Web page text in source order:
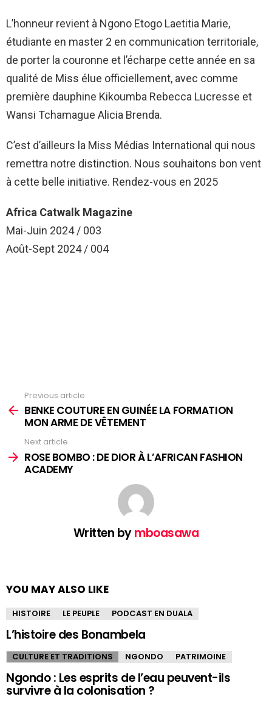
L’honneur revient à Ngono Etogo Laetitia Marie,
étudiante en master 2 en communication territoriale,
de porter la couronne et l’écharpe cette année en sa
qualité de Miss élue officiellement, avec comme
première dauphine Kikoumba Rebecca Lucresse et
Wansi Tchamague Alicia Brenda.
C’est d’ailleurs la Miss Médias International qui nous
remettra notre distinction. Nous souhaitons bon vent
à cette belle initiative. Rendez-vous en 2025
Africa Catwalk Magazine
Mai-Juin 2024 / 003
Août-Sept 2024 / 004
more
Previous article
BENKE COUTURE EN GUINÉE LA FORMATION
MON ARME DE VÊTEMENT
Next article
ROSE BOMBO : DE DIOR À L’AFRICAN FASHION
ACADEMY
Written bymboasawa
YOU MAY ALSO LIKE
HISTOIRE LE PEUPLE PODCAST EN DUALA
L’histoire des Bonambela
CULTURE ET TRADITIONS NGONDO PATRIMOINE
Ngondo : Les esprits de l’eau peuvent-ils
survivre à la colonisation ?